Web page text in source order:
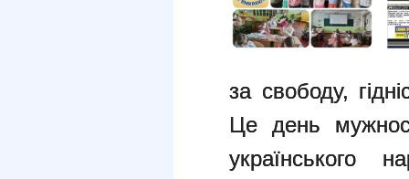
за свободу,
Це день